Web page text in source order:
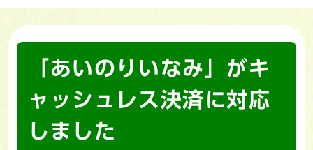
「あいのりいなみ」がキ
ャッシュレス決済に対応
しました